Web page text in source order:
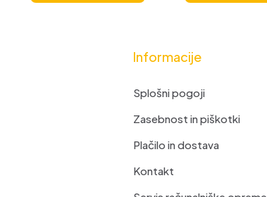
Informacije
Splošni pogoji
Zasebnost in piškotki
Plačilo in dostava
Kontakt